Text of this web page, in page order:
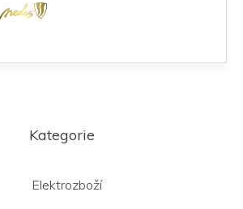
Kategorie
Elektrozboží